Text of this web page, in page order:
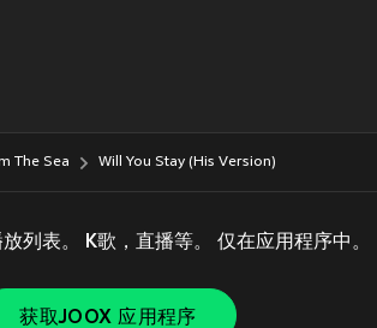
The Sea Will You Stay (His Version)
列表。 K歌，直播等。 仅在应用程序中。
获取JOOX 应用程序